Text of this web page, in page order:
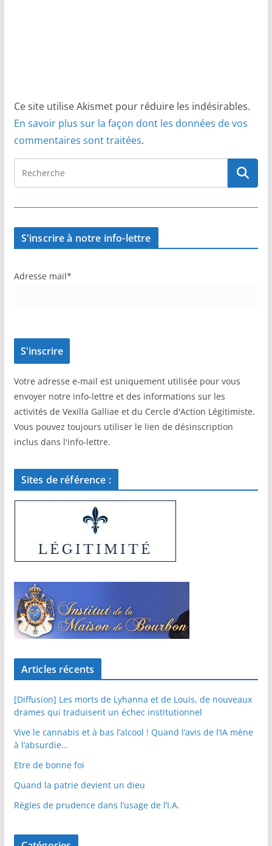
Ce site utilise Akismet pour réduire les indésirables.
En savoir plus sur la façon dont les données de vos
commentaires sont traitées.
S'inscrire à notre info-lettre
Adresse mail*
Votre adresse e-mail est uniquement utilisée pour vous
envoyer notre info-lettre et des informations sur les
activités de Vexilla Galliae et du Cercle d'Action Légitimiste.
Vous pouvez toujours utiliser le lien de désinscription
inclus dans l'info-lettre.
Sites de référence :
Articles récents
[Diffusion] Les morts de Lyhanna et de Louis, de nouveaux
drames qui traduisent un échec institutionnel
Vive le cannabis et à bas l’alcool ! Quand l’avis de l’IA mène
à l’absurdie…
Etre de bonne foi
Quand la patrie devient un dieu
Règles de prudence dans l’usage de l’I.A.